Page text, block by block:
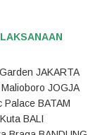
JAKARTA
JOGJA
Palace BATAM
BALI